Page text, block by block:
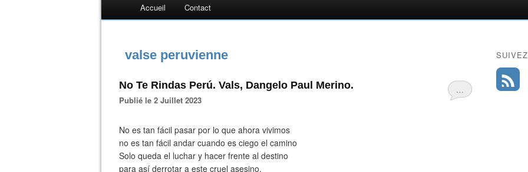
Accueil Contact
valse peruvienne
…
No Te Rindas Perú. Vals, Dangelo Paul Merino.
Publié le 2 Juillet 2023
No es tan fácil pasar por lo que ahora vivimos
no es tan fácil andar cuando es ciego el camino
Solo queda el luchar y hacer frente al destino
para así derrotar a este cruel asesino.